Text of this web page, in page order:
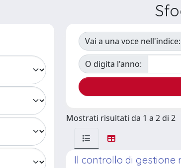
Vai a una voce nell'indice:
O digita l'anno:
Mostrati risultati da 1 a 2 di 2
Il controllo di gestione